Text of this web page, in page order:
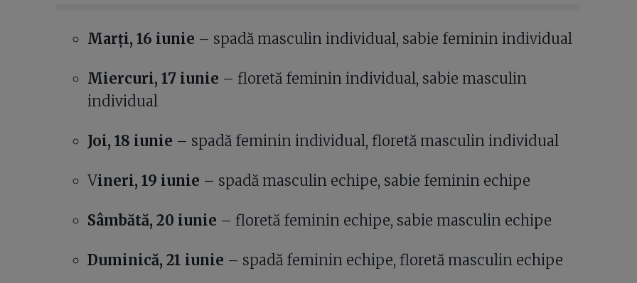
Marți, 16 iunie – spadă masculin individual, sabie feminin individual
Miercuri, 17 iunie – floretă feminin individual, sabie masculin
individual
Joi, 18 iunie – spadă feminin individual, floretă masculin individual
Vineri, 19 iunie – spadă masculin echipe, sabie feminin echipe
Sâmbătă, 20 iunie – floretă feminin echipe, sabie masculin echipe
Duminică, 21 iunie – spadă feminin echipe, floretă masculin echipe